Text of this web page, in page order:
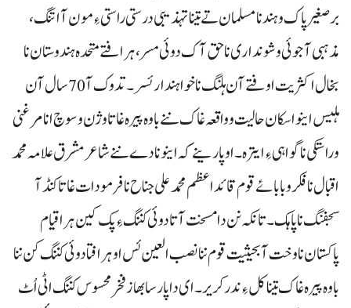
برصغیرپاک وہند نا مسلمان تے تینا تہذیبی درستی راستی ءِ مون آ اتنگ،
مذہبی آجوئی و شونداری نا حق آک دوئی مسر، ہرافتے متحدہ ہندوستان نا
بخال اکثریت اوفتے آن ہلنگ نا خواہندار ئسر۔ تدوک آ 70 سال آن
ہلیس اینو اسکان حالیت و واقعہ غاک ننے باوہ پیرہ غاتا وژن و سوچ انا مرغنی
و راستکی نا گواہی ءِ ایترہ۔ او پارینے کہ اینو نا دے ننے شاعر مشرق علامہ محمد
اقبال نا فکر و بابائے قوم قائد اعظم محمد علی جناح نا فرمودات غاتا کنڈآ
سجفنگ نا پاہک۔ تانکہ نن دا مسخت آتا دوئی کننگ ءِ پک کین ہرا قیام
پاکستان نا وخت آ بحیثیت قوم ننا نصب العین ئس او ہرافتا دوئی کننگ کن ننا
باوہ پیرہ غاک تینا کل ءِ ندر کریر۔ ای دا پارسا بھاز فخر محسوس کننگ اٹی اُٹ